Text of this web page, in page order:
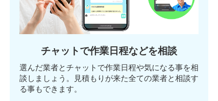
チャットで作業日程などを相談
選んだ業者とチャットで作業日程や気になる事を相
談しましょう。見積もりが来た全ての業者と相談す
る事もできます。